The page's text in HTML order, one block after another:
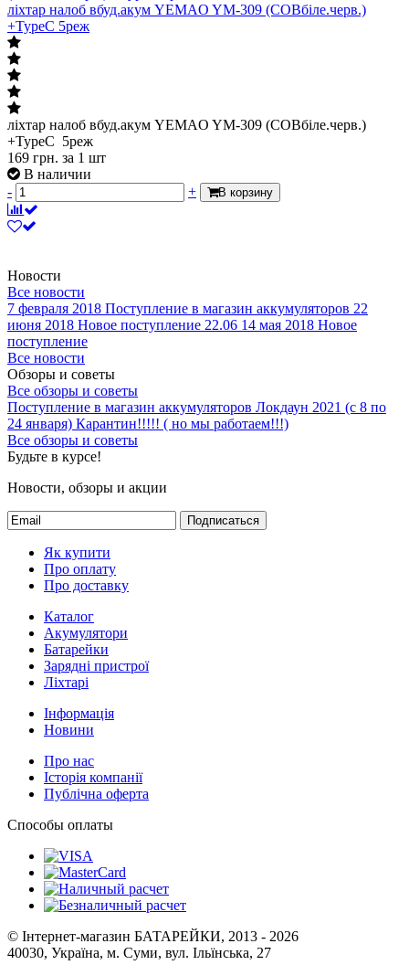
ліхтар налоб вбуд.акум YEMAO YM-309 (COBбіле.черв.)
+TypeC 5реж
ліхтар налоб вбуд.акум YEMAO YM-309 (COBбіле.черв.)
+TypeC 5реж
169 грн. за 1 шт
В наличии
-
+ В корзину
Новости
Все новости
7 февраля 2018 Поступление в магазин аккумуляторов 22
июня 2018 Новое поступление 22.06 14 мая 2018 Новое
поступление
Все новости
Обзоры и советы
Все обзоры и советы
Поступление в магазин аккумуляторов Локдаун 2021 (с 8 по
24 января) Карантин!!!!! ( но мы работаем!!!)
Все обзоры и советы
Будьте в курсе!
Новости, обзоры и акции
Подписаться
Як купити
Про оплату
Про доставку
Каталог
Акумулятори
Батарейки
Зарядні пристрої
Ліхтарі
Інформація
Новини
Про нас
Історія компанії
Публічна оферта
Способы оплаты
© Інтернет-магазин БАТАРЕЙКИ, 2013 - 2026
40030, Україна, м. Суми, вул. Ільїнська, 27